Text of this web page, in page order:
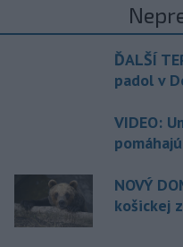
ĎALŠÍ
padol v
VIDEO:
NOVÝ
košickej